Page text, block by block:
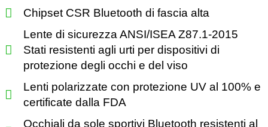
Chipset CSR Bluetooth di fascia alta
Lente di sicurezza ANSI/ISEA Z87.1-2015
Stati resistenti agli urti per dispositivi di
protezione degli occhi e del viso
Lenti polarizzate con protezione UV al 100% e
certificate dalla FDA
Occhiali da sole sportivi Bluetooth resistenti al